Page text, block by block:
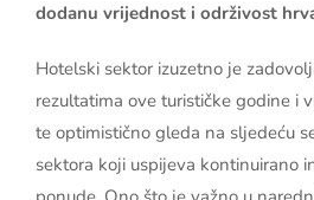
dodanu vrijednost i održivost
Hotelski sektor izuzetno je
rezultatima ove turističke godine i
te optimistično gleda na sljedeću
sektora koji uspijeva kontinuirano